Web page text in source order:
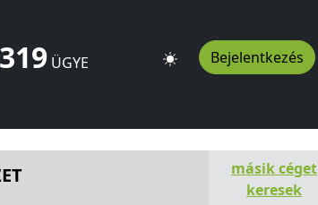
ÜGYE Bejelentkezés
másik céget
keresek